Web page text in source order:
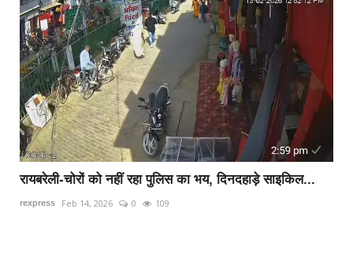
रायबरेली-चोरों को नहीं रहा पुलिस का भय, दिनदहाड़े साइकिल...
rexpress Feb 14, 2026 0 109